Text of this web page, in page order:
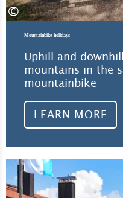
©
Mountainbike holidays
Uphill and
mountains in the
mountainbike
LEARN MORE